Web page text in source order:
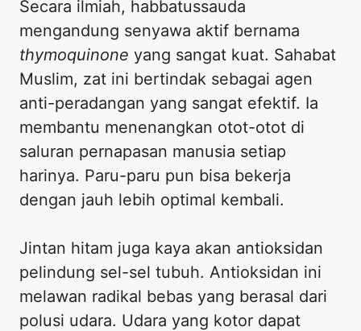
Secara ilmiah, habbatussauda
mengandung senyawa aktif bernama
thymoquinone yang sangat kuat. Sahabat
Muslim, zat ini bertindak sebagai agen
anti-peradangan yang sangat efektif. Ia
membantu menenangkan otot-otot di
saluran pernapasan manusia setiap
harinya. Paru-paru pun bisa bekerja
dengan jauh lebih optimal kembali.
Jintan hitam juga kaya akan antioksidan
pelindung sel-sel tubuh. Antioksidan ini
melawan radikal bebas yang berasal dari
polusi udara. Udara yang kotor dapat